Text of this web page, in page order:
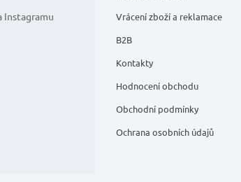
Instagramu
Vrácení zboží a reklamace
B2B
Kontakty
Hodnocení obchodu
Obchodní podmínky
Ochrana osobních údajů